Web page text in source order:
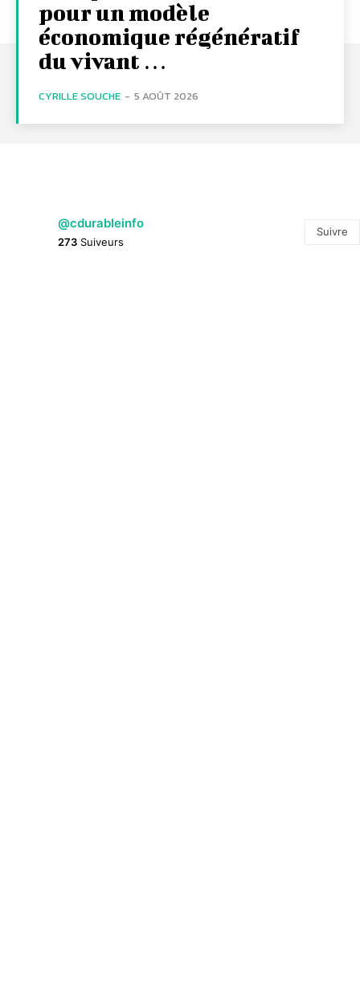
pour un modèle
économique régénératif
du vivant …
CYRILLE SOUCHE - 5 AOÛT 2026
@cdurableinfo
273 Suiveurs
Suivre